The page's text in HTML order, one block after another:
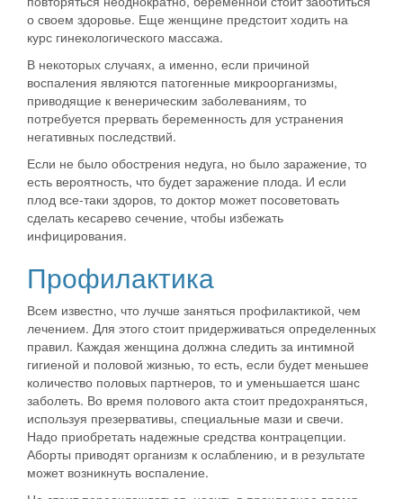
о своем здоровье. Еще женщине предстоит ходить на
курс гинекологического массажа.
В некоторых случаях, а именно, если причиной
воспаления являются патогенные микроорганизмы,
приводящие к венерическим заболеваниям, то
потребуется прервать беременность для устранения
негативных последствий.
Если не было обострения недуга, но было заражение, то
есть вероятность, что будет заражение плода. И если
плод все-таки здоров, то доктор может посоветовать
сделать кесарево сечение, чтобы избежать
инфицирования.
Профилактика
Всем известно, что лучше заняться профилактикой, чем
лечением. Для этого стоит придерживаться определенных
правил. Каждая женщина должна следить за интимной
гигиеной и половой жизнью, то есть, если будет меньшее
количество половых партнеров, то и уменьшается шанс
заболеть. Во время полового акта стоит предохраняться,
используя презервативы, специальные мази и свечи.
Надо приобретать надежные средства контрацепции.
Аборты приводят организм к ослаблению, и в результате
может возникнуть воспаление.